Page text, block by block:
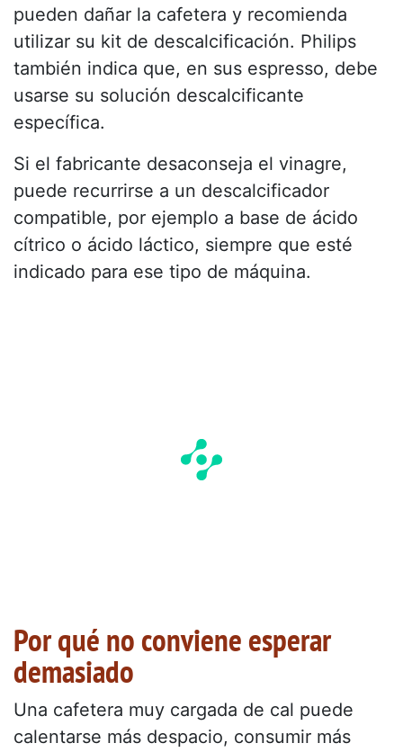
pueden dañar la cafetera y recomienda
utilizar su kit de descalcificación. Philips
también indica que, en sus espresso, debe
usarse su solución descalcificante
específica.
Si el fabricante desaconseja el vinagre,
puede recurrirse a un descalcificador
compatible, por ejemplo a base de ácido
cítrico o ácido láctico, siempre que esté
indicado para ese tipo de máquina.
Por qué no conviene esperar
demasiado
Una cafetera muy cargada de cal puede
calentarse más despacio, consumir más